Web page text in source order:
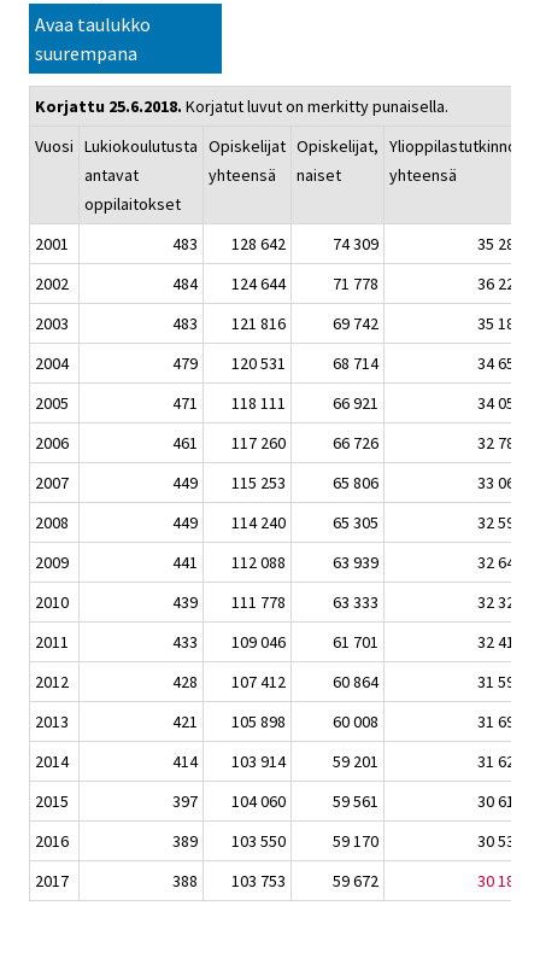
Avaa taulukko
suurempana
Korjattu 25.6.2018. Korjatut luvut on merkitty punaisella.
Vuosi Lukiokoulutusta
antavat
oppilaitokset
Opiskelijat
yhteensä
Opiskelijat,
naiset
Ylioppilastutkinnot
yhteensä
2001 483 128 642 74 309
35 283
2002
484 124 644 71 778
36 224
2003
483 121 816 69 742
35 182
2004
479 120 531 68 714
34 652
2005
471 118 111 66 921
34 058
2006
461 117 260 66 726
32 786
2007
449 115 253 65 806
33 066
2008
449 114 240 65 305
32 592
2009
441 112 088 63 939
32 643
2010
439 111 778 63 333
32 324
2011
433 109 046 61 701
32 413
2012
428 107 412 60 864
31 595
2013
421 105 898 60 008
31 693
2014
414 103 914 59 201
31 620
2015
397 104 060 59 561
30 617
2016
389 103 550 59 170
30 531
2017
388 103 753 59 672 30 189